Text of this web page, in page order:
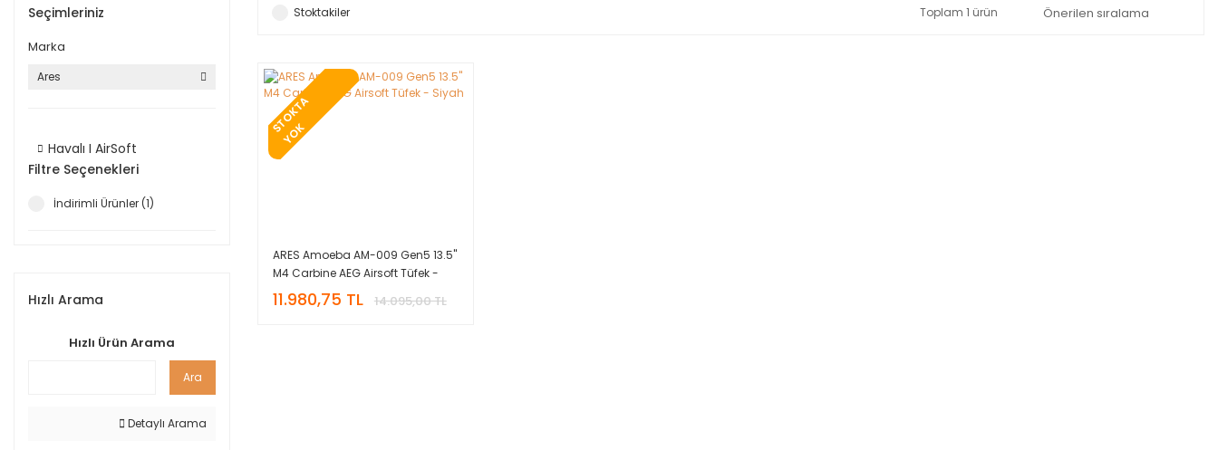
Seçimleriniz
Marka
Ares
Havalı I AirSoft
Filtre Seçenekleri
İndirimli Ürünler (1)
Hızlı Arama
Hızlı Ürün Arama
Ara
Detaylı Arama
Stoktakiler Toplam 1 ürün
S
T
O
K
T
A
Y
O
K
ARES Amoeba AM-009 Gen5 13.5''
M4 Carbine AEG Airsoft Tüfek -
Siyah
11.980,75 TL 14.095,00 TL